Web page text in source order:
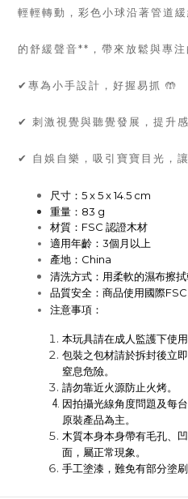
輕輕轉動，彩色小球沿著管道
的舒緩聲音**，帶來放鬆與專
✔專為小手設計，好握易抓 🤲
✔ 刺激視覺與聽覺發展，提升
✔ 自娛自樂，吸引寶寶目光，
尺寸：5 x 5 x 14.5 cm
重量：83 g
材質 ：FSC 認證木材
適用年齡：3個月以上
產地：China
清洗方式： 用柔軟的濕布擦
品質安全： 商品使用國際
注意事項：
本玩具請在成人監護下使用
包裝之包材請於拆封後立
窒息危險。
請勿靠近火源防止火烤。
因拍攝光線角度問題及每
原裝產品為主。
木質本身本身帶有毛孔、
面，屬正常現象。
手工塗漆，難免有部分塗